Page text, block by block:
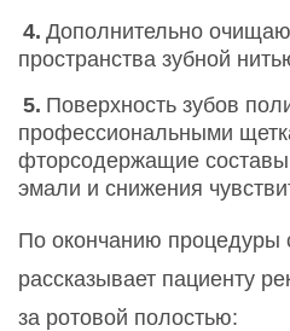
Дополнительно
пространства зубной
Поверхность зубов
профессиональными
фторсодержащие
эмали и снижения
По окончанию процедуры
рассказывает пациенту
за ротовой полостью: